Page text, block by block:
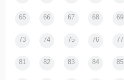
65 66 67 68 69
73 74 75 76 77
81 82 83 84 85